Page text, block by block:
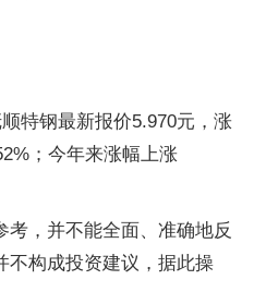
特钢最新报价5.970元，涨
；今年来涨幅上涨
考，并不能全面、准确地反
不构成投资建议，据此操